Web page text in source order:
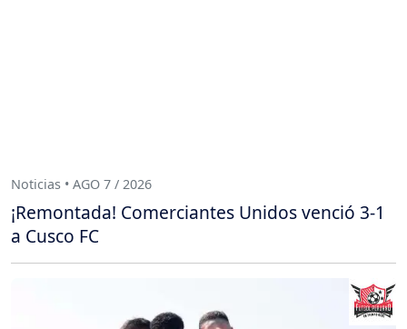
Noticias • AGO 7 / 2026
¡Remontada! Comerciantes Unidos venció 3-1
a Cusco FC